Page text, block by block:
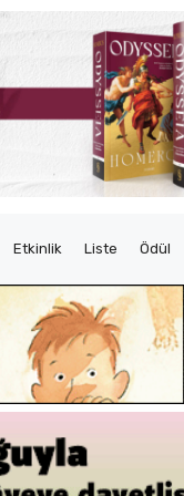
Etkinlik Liste Ödül